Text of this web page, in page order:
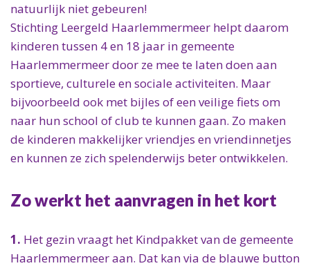
Veelgestelde vragen (FAQ)
natuurlijk niet gebeuren!
Stichting Leergeld Haarlemmermeer helpt daarom
kinderen tussen 4 en 18 jaar in gemeente
Haarlemmermeer door ze mee te laten doen aan
sportieve, culturele en sociale activiteiten. Maar
bijvoorbeeld ook met bijles of een veilige fiets om
naar hun school of club te kunnen gaan. Zo maken
de kinderen makkelijker vriendjes en vriendinnetjes
en kunnen ze zich spelenderwijs beter ontwikkelen.
Zo werkt het aanvragen in het kort
1. Het gezin vraagt het Kindpakket van de gemeente
Haarlemmermeer aan. Dat kan via de blauwe button